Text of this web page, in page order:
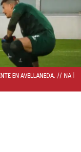
EN AVELLANEDA. // NA